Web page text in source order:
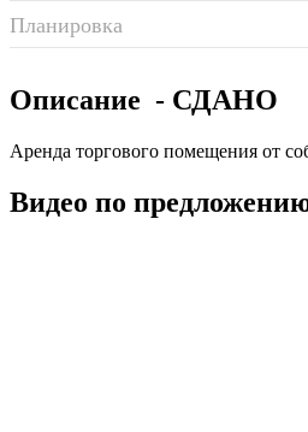
Планировка
Описание - СДАНО
Аренда торгового помещения от
Видео по